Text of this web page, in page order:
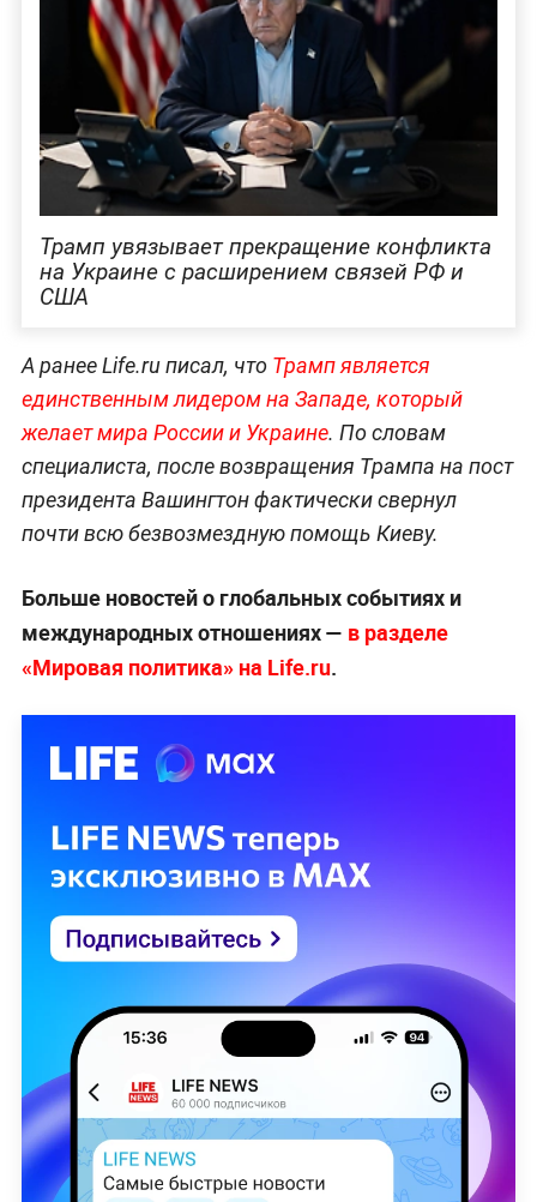
Трамп увязывает прекращение конфликта
на Украине с расширением связей РФ и
США
А ранее Life.ru писал, что Трамп является
единственным лидером на Западе, который
желает мира России и Украине. По словам
специалиста, после возвращения Трампа на пост
президента Вашингтон фактически свернул
почти всю безвозмездную помощь Киеву.
Больше новостей о глобальных событиях и
международных отношениях — в разделе
«Мировая политика» на Life.ru.